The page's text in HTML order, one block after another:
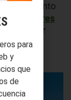
movimiento
solares
de estar
para
y
que
de